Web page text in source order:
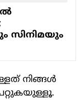
സിനിമയും
നിങ്ങൾ